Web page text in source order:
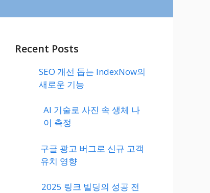
Recent Posts
SEO 개선 돕는 IndexNow의
새로운 기능
AI 기술로 사진 속 생체 나
이 측정
구글 광고 버그로 신규 고객
유치 영향
2025 링크 빌딩의 성공 전